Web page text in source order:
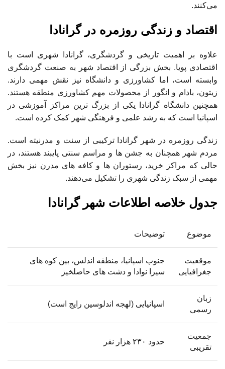
می‌کنند.
اقتصاد و زندگی روزمره در گرانادا
علاوه بر اهمیت تاریخی و گردشگری، گرانادا شهری است با
اقتصادی پویا. بخش بزرگی از اقتصاد شهر به صنعت گردشگری
وابسته است، اما کشاورزی و دانشگاه نیز نقش مهمی دارند.
زیتون، بادام و انگور از محصولات مهم کشاورزی منطقه هستند.
همچنین دانشگاه گرانادا یکی از بزرگ‌ ترین مراکز آموزشی در
اسپانیا است که به رشد علمی و فرهنگی شهر کمک کرده است.
زندگی روزمره در شهر گرانادا ترکیبی از سنت و مدرنیته است.
مردم شهر همچنان به جشن ‌ها و مراسم سنتی پایبند هستند، در
حالی که مراکز خرید، رستوران‌ ها و کافه ‌های مدرن نیز بخش
مهمی از سبک زندگی شهری را تشکیل می‌دهند.
جدول خلاصه اطلاعات شهر گرانادا
موضوع توضیحات
موقعیت
جغرافیایی
جنوب اسپانیا، منطقه اندلس، بین کوه‌ های
سیرا نوادا و دشت ‌های حاصلخیز
زبان
رسمی
اسپانیایی (لهجه اندلوسین رایج است)
جمعیت
تقریبی
حدود ۲۳۰ هزار نفر